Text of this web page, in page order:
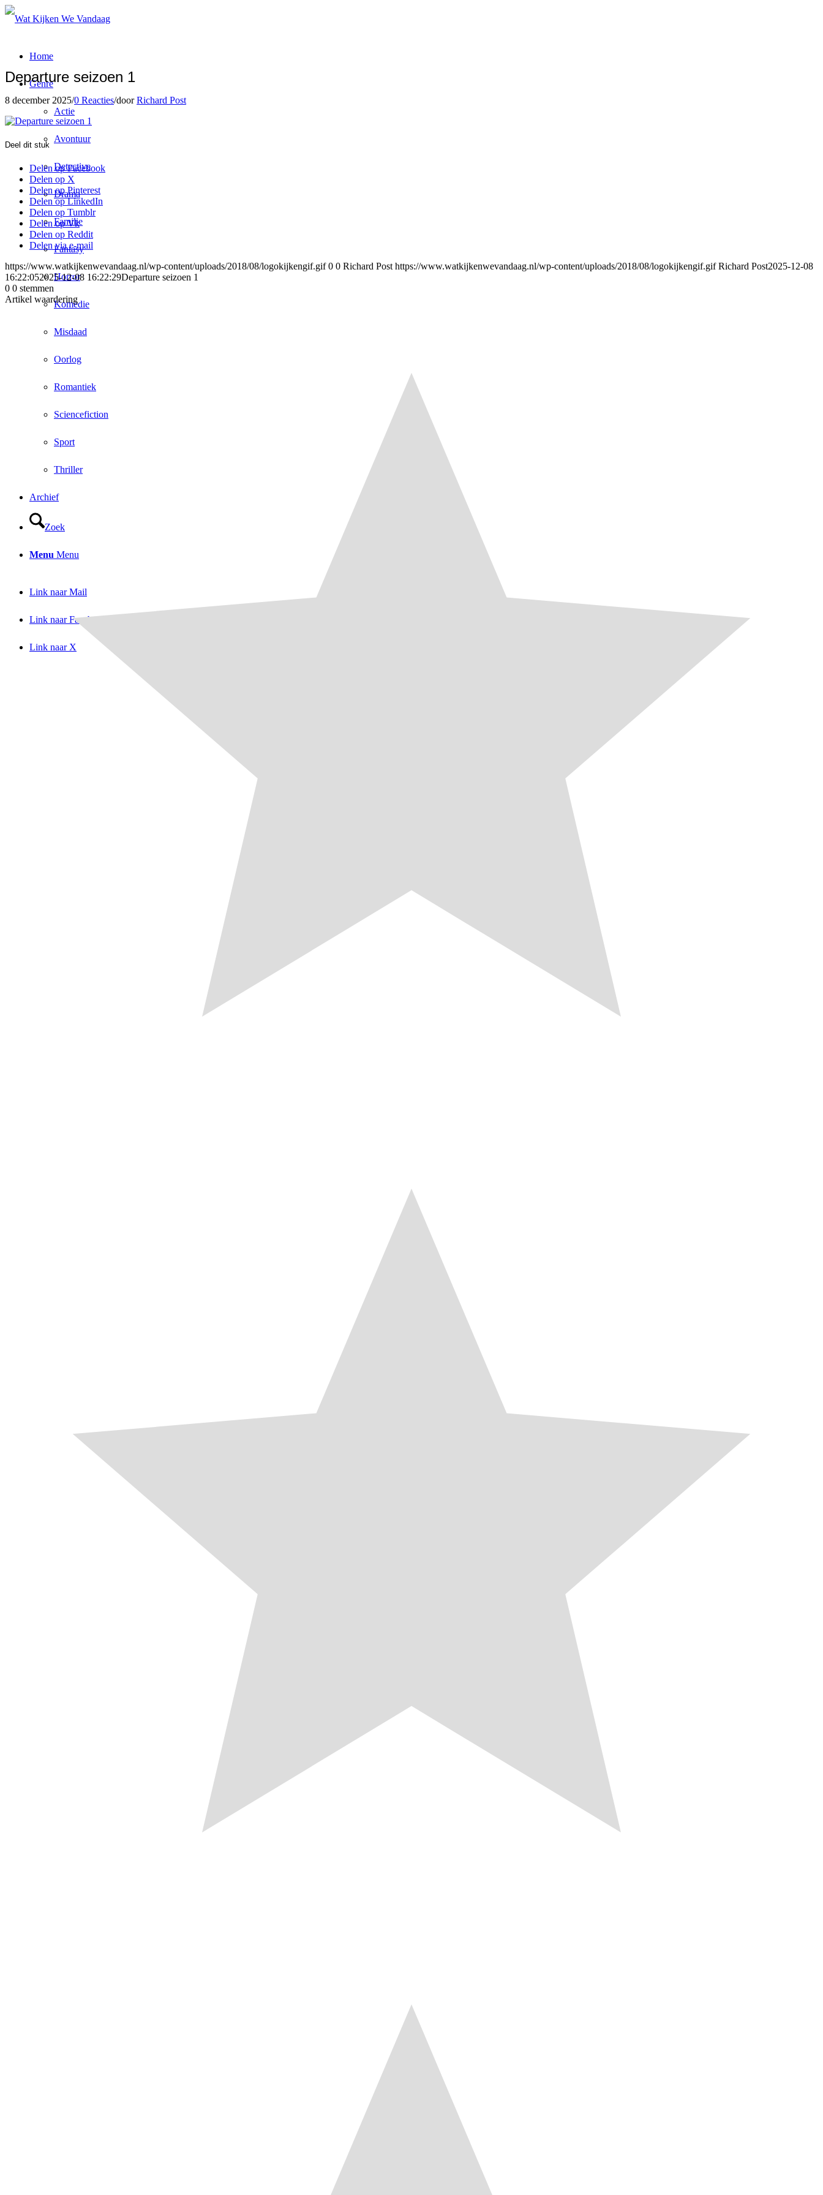
Home
Genre
Actie
Avontuur
Detective
Drama
Familie
Fantasy
Horror
Komedie
Misdaad
Oorlog
Romantiek
Sciencefiction
Sport
Thriller
Archief
Zoek
Menu Menu
Link naar Mail
Link naar Facebook
Link naar X
Departure seizoen 1
8 december 2025/0 Reacties/doorRichard Post
Deel dit stuk
Delen op Facebook
Delen op X
Delen op Pinterest
Delen op LinkedIn
Delen op Tumblr
Delen op Vk
Delen op Reddit
Delen via e-mail
https://www.watkijkenwevandaag.nl/wp-content/uploads/2018/08/logokijkengif.gif 0 0 Richard Post https://www.watkijkenwevandaag.nl/wp-content/uploads/2018/08/logokijkengif.gif Richard Post2025-12-08
16:22:052025-12-08 16:22:29Departure seizoen 1
0 0 stemmen
Artikel waardering